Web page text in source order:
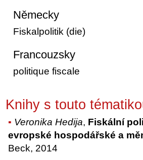
Německy
Fiskalpolitik (die)
Francouzsky
politique fiscale
Knihy s touto
Veronika Hedija, Fiskální
evropské hospodářské a
Beck, 2014